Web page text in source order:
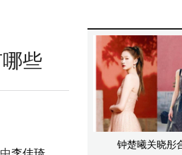
些
钟楚曦关晓彤